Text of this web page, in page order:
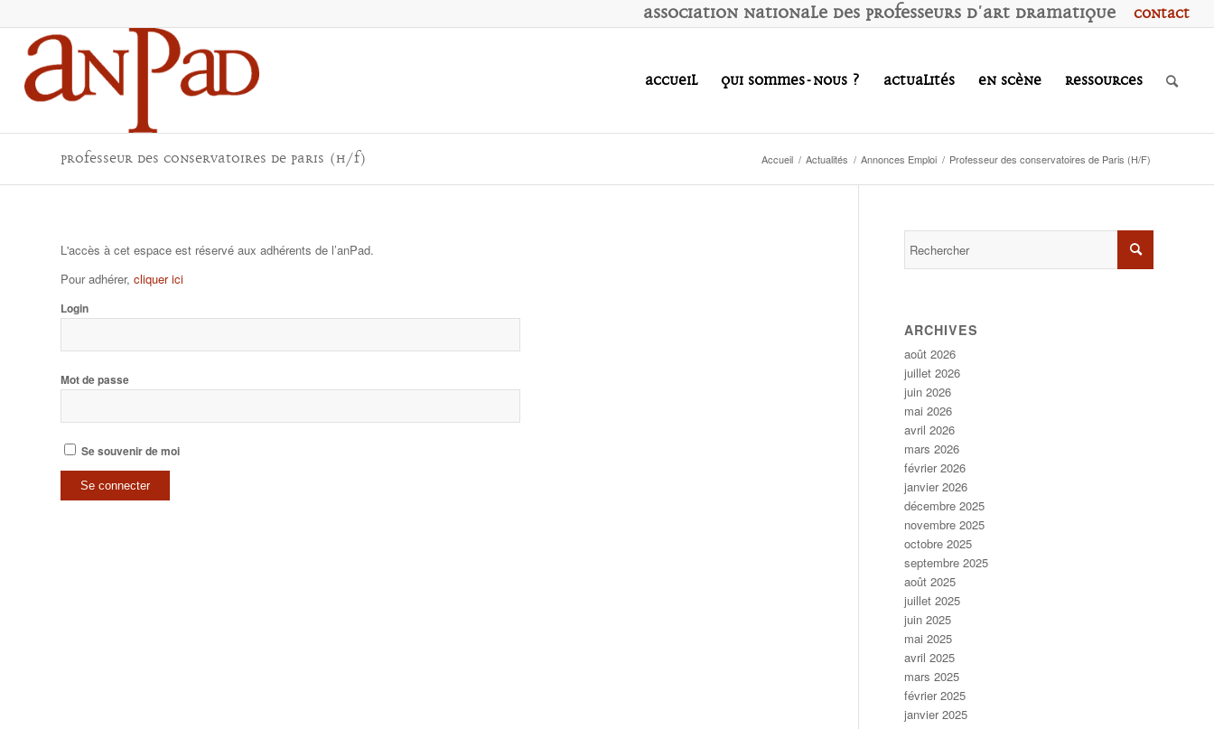
Contact
Association Nationale des Professeurs d'Art Dramatique
Accueil Qui sommes-nous ? Actualités En scène Ressources
Professeur des conservatoires de Paris (H/F) Accueil / Actualités / Annonces Emploi / Professeur des conservatoires de Paris (H/F)
L'accès à cet espace est réservé aux adhérents de l’anPad.
Pour adhérer, cliquer ici
Login
Mot de passe
Se souvenir de moi
ARCHIVES
août 2026
juillet 2026
juin 2026
mai 2026
avril 2026
mars 2026
février 2026
janvier 2026
décembre 2025
novembre 2025
octobre 2025
septembre 2025
août 2025
juillet 2025
juin 2025
mai 2025
avril 2025
mars 2025
février 2025
janvier 2025